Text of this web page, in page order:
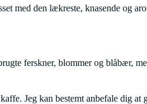
med den lækreste, knasende og
ferskner, blommer og blåbær,
Jeg kan bestemt anbefale dig